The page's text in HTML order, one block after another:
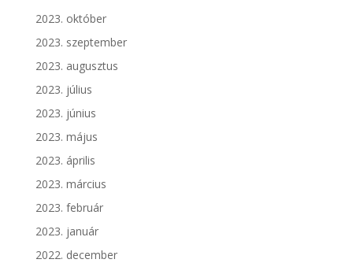
2023. október
2023. szeptember
2023. augusztus
2023. július
2023. június
2023. május
2023. április
2023. március
2023. február
2023. január
2022. december